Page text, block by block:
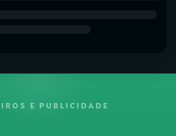
E PUBLICIDADE